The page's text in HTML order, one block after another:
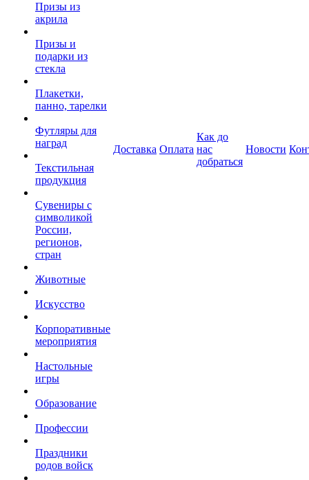
Призы из
акрила
Призы и
подарки из
стекла
Плакетки,
панно, тарелки
Футляры для
наград
Текстильная
продукция
Сувениры с
символикой
России,
регионов,
стран
Животные
Искусство
Корпоративные
мероприятия
Настольные
игры
Образование
Профессии
Праздники
родов войск
Доставка Оплата
Как до
нас
добраться
Новости